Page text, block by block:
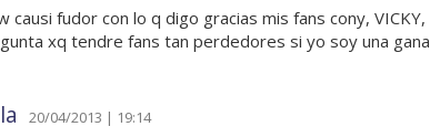
causi fudor con lo q digo gracias mis fans cony,
xq tendre fans tan perdedores si yo soy una
20/04/2013 | 19:14